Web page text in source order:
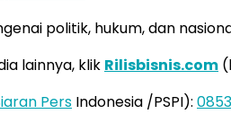
politik, hukum, dan
lainnya, klik Rilisbisnis.com
Pers Indonesia /PSPI):